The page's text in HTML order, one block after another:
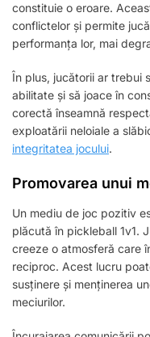
constituie o eroare.
conflictelor și permite
performanța lor, mai
În plus, jucătorii ar trebui
abilitate și să joace în
corectă înseamnă
exploatării neloiale a
integritatea jocului.
Promovarea unui
Un mediu de joc pozitiv
plăcută în pickleball 1v1.
creeze o atmosferă care
reciproc. Acest lucru
susținere și menținerea
meciurilor.